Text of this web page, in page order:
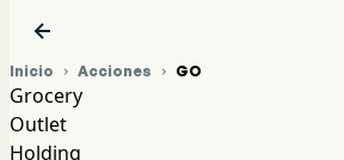

Inicio  Acciones  GO
Grocery
Outlet
Holding